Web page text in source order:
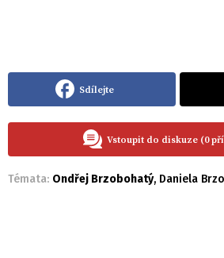
Sdílejte
Vstoupit do diskuze (0
Témata: Ondřej Brzobohatý, Daniela